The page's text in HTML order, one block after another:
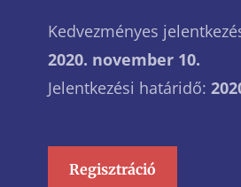
Kedvezményes
2020. november 10.
Jelentkezési határidő:
Regisztráció